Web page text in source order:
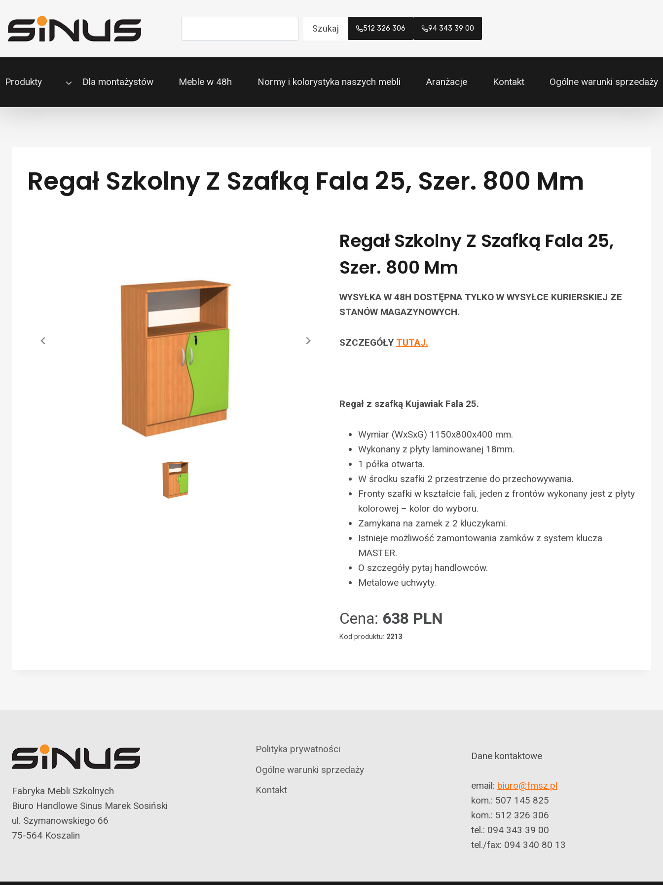
do
treści
Szukaj 512 326 306 94 343 39 00
Produkty Dla montażystów Meble w 48h Normy i kolorystyka naszych mebli Aranżacje Kontakt Ogólne warunki sprzedaży
Regał Szkolny Z Szafką Fala 25, Szer. 800 Mm
Regał Szkolny Z Szafką Fala 25,
Szer. 800 Mm
WYSYŁKA W 48H DOSTĘPNA TYLKO W WYSYŁCE KURIERSKIEJ ZE
STANÓW MAGAZYNOWYCH.
SZCZEGÓŁY TUTAJ.
Regał z szafką Kujawiak Fala 25.
Wymiar (WxSxG) 1150x800x400 mm.
Wykonany z płyty laminowanej 18mm.
1 półka otwarta.
W środku szafki 2 przestrzenie do przechowywania.
Fronty szafki w kształcie fali, jeden z frontów wykonany jest z płyty
kolorowej – kolor do wyboru.
Zamykana na zamek z 2 kluczykami.
Istnieje możliwość zamontowania zamków z system klucza
MASTER.
O szczegóły pytaj handlowców.
Metalowe uchwyty.
Cena: 638 PLN
Kod produktu: 2213
Fabryka Mebli Szkolnych
Biuro Handlowe Sinus Marek Sosiński
ul. Szymanowskiego 66
75-564 Koszalin
Polityka prywatności
Ogólne warunki sprzedaży
Kontakt
Dane kontaktowe
email: biuro@fmsz.pl
kom.: 507 145 825
kom.: 512 326 306
tel.: 094 343 39 00
tel./fax: 094 340 80 13